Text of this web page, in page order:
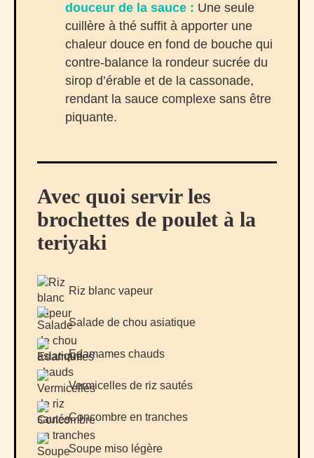
douceur de la sauce : Une seule
cuillère à thé suffit à apporter une
chaleur douce en fond de bouche qui
contre-balance la rondeur sucrée du
sirop d’érable et de la cassonade,
rendant la sauce complexe sans être
piquante.
Avec quoi servir les
brochettes de poulet à la
teriyaki
Riz blanc vapeur
Salade de chou asiatique
Edamames chauds
Vermicelles de riz sautés
Concombre en tranches
Soupe miso légère